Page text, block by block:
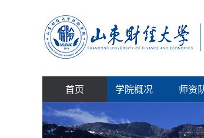
首页 学院概况 师资